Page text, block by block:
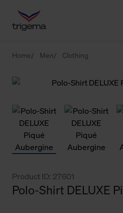
Home Men Clothing
Product ID: 27601
Polo-Shirt DELUXE